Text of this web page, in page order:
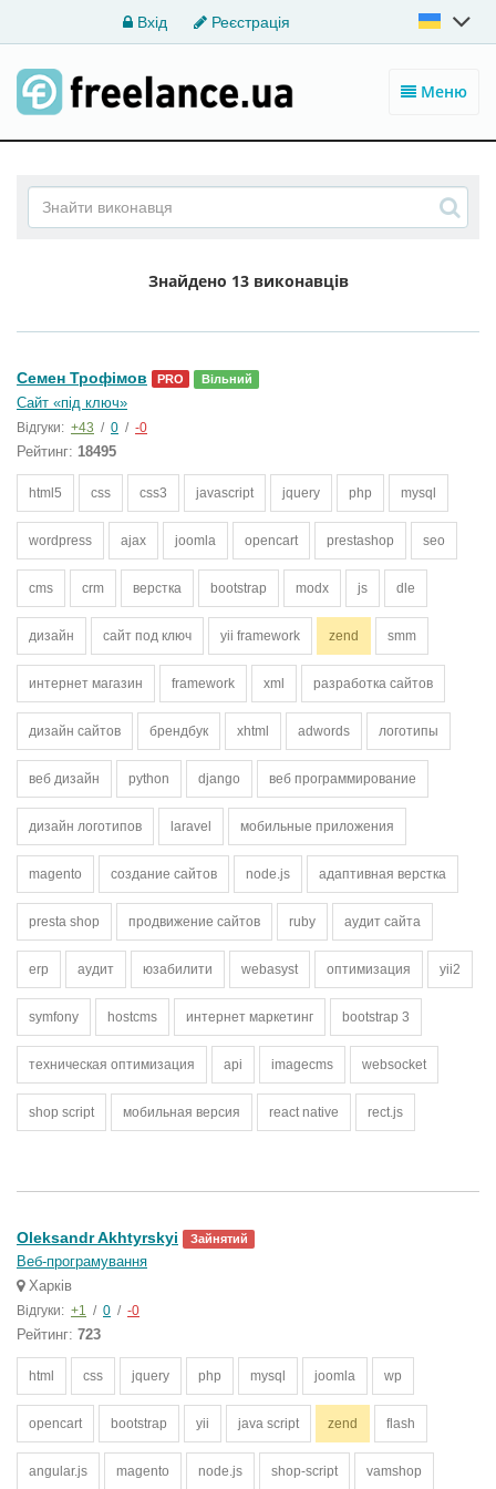
Вхід Реєстрація
Меню
Знайдено 13 виконавців
Семен Трофімов PRO Вільний
Сайт «під ключ»
Відгуки: +43 / 0 / -0
Рейтинг: 18495
html5 css css3 javascript jquery php mysql
wordpress ajax joomla opencart prestashop seo
cms crm верстка bootstrap modx js dle
дизайн сайт под ключ yii framework zend smm
интернет магазин framework xml разработка сайтов
дизайн сайтов брендбук xhtml adwords логотипы
веб дизайн python django веб программирование
дизайн логотипов laravel мобильные приложения
magento создание сайтов node.js адаптивная верстка
presta shop продвижение сайтов ruby аудит сайта
erp аудит юзабилити webasyst оптимизация yii2
symfony hostcms интернет маркетинг bootstrap 3
техническая оптимизация api imagecms websocket
shop script мобильная версия react native rect.js
Oleksandr Akhtyrskyi Зайнятий
Веб-програмування
Харків
Відгуки: +1 / 0 / -0
Рейтинг: 723
html css jquery php mysql joomla wp
opencart bootstrap yii java script zend flash
angular.js magento node.js shop-script vamshop